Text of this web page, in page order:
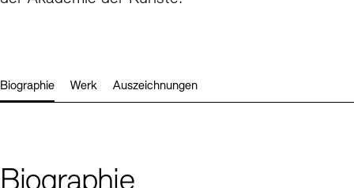
Stellenangebote Newsletter
Digitale Sammlungen Exil-Archive
Biographie Werk Auszeichnungen